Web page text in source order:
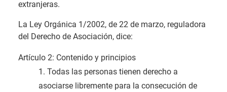
extranjeras.
La Ley Orgánica 1/2002, de 22 de marzo, reguladora
del Derecho de Asociación, dice:
Artículo 2: Contenido y principios
1. Todas las personas tienen derecho a
asociarse libremente para la consecución de